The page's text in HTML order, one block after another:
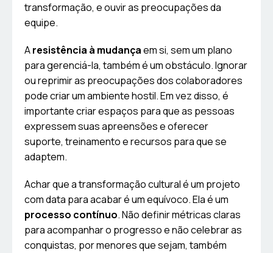
transformação, e ouvir as preocupações da
equipe.
Aresistência à mudançaem si, sem um plano
para gerenciá-la, também é um obstáculo. Ignorar
ou reprimir as preocupações dos colaboradores
pode criar um ambiente hostil. Em vez disso, é
importante criar espaços para que as pessoas
expressem suas apreensões e oferecer
suporte, treinamento e recursos para que se
adaptem.
Achar que a transformação cultural é um projeto
com data para acabar é um equívoco. Ela é um
processo contínuo. Não definir métricas claras
para acompanhar o progresso e não celebrar as
conquistas, por menores que sejam, também